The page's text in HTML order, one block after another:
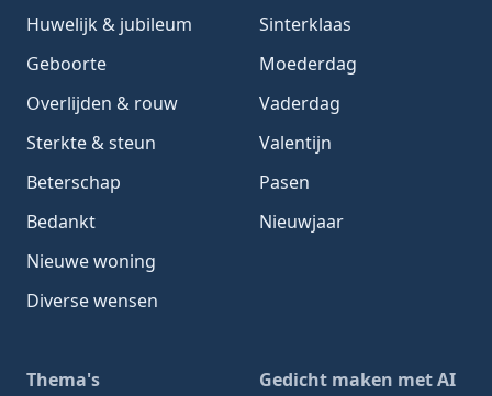
Huwelijk & jubileum
Geboorte
Overlijden & rouw
Sterkte & steun
Beterschap
Bedankt
Nieuwe woning
Diverse wensen
Sinterklaas
Moederdag
Vaderdag
Valentijn
Pasen
Nieuwjaar
Thema's
Gedicht maken met AI